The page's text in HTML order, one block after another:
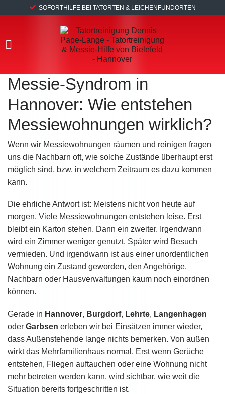
SOFORTHILFE BEI TATORTEN & LEICHENFUNDORTEN
Messie-Syndrom in
Hannover: Wie entstehen
Messiewohnungen wirklich?
Wenn wir Messiewohnungen räumen und reinigen fragen
uns die Nachbarn oft, wie solche Zustände überhaupt erst
möglich sind, bzw. in welchem Zeitraum es dazu kommen
kann.
Die ehrliche Antwort ist: Meistens nicht von heute auf
morgen. Viele Messiewohnungen entstehen leise. Erst
bleibt ein Karton stehen. Dann ein zweiter. Irgendwann
wird ein Zimmer weniger genutzt. Später wird Besuch
vermieden. Und irgendwann ist aus einer unordentlichen
Wohnung ein Zustand geworden, den Angehörige,
Nachbarn oder Hausverwaltungen kaum noch einordnen
können.
Gerade in Hannover, Burgdorf, Lehrte, Langenhagen
oder Garbsen erleben wir bei Einsätzen immer wieder,
dass Außenstehende lange nichts bemerken. Von außen
wirkt das Mehrfamilienhaus normal. Erst wenn Gerüche
entstehen, Fliegen auftauchen oder eine Wohnung nicht
mehr betreten werden kann, wird sichtbar, wie weit die
Situation bereits fortgeschritten ist.